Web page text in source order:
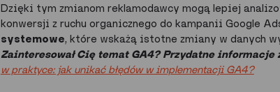
Dzięki tym zmianom reklamodawcy mogą lepiej
konwersji z ruchu organicznego do kampanii Google
systemowe, które wskażą istotne zmiany w danych
Zainteresował Cię temat GA4? Przydatne
w praktyce: jak unikać błędów w implementacji GA4?